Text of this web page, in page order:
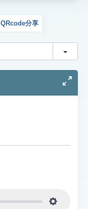
QRcode分享
切換